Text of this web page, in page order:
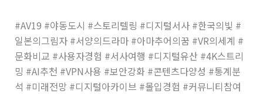
#AV19 #야동도시 #스토리텔링 #디지털서사 #한국의빛 #
일본의그림자 #서양의드라마 #아마추어의꿈 #VR의세계 #
문화비교 #사용자경험 #서사여행 #디지털유산 #4K스트리
밍 #AI추천 #VPN사용 #보안강화 #콘텐츠다양성 #통계분
석 #미래전망 #디지털아카이브 #몰입경험 #커뮤니티참여